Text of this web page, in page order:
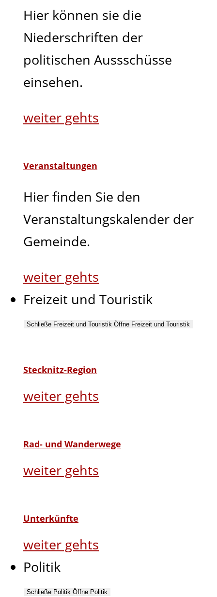
Hier können sie die
Niederschriften der
politischen Aussschüsse
einsehen.
weiter gehts
Veranstaltungen
Hier finden Sie den
Veranstaltungskalender der
Gemeinde.
weiter gehts
Freizeit und Touristik
Schließe Freizeit und Touristik Öffne Freizeit und Touristik
Stecknitz-Region
weiter gehts
Rad- und Wanderwege
weiter gehts
Unterkünfte
weiter gehts
Politik
Schließe Politik Öffne Politik